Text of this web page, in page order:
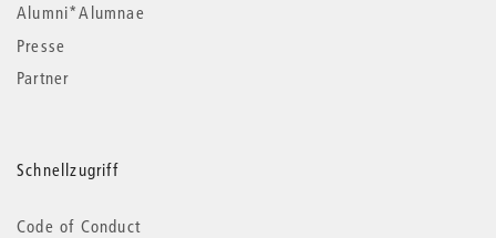
Alumni*Alumnae
Presse
Partner
Schnellzugriff
Code of Conduct